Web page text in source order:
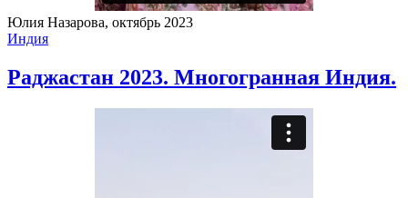
Юлия Назарова, октябрь 2023
Индия
Раджастан 2023. Многогранная Индия.